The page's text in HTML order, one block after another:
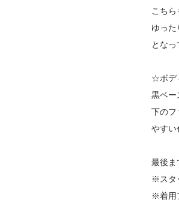
こち
ゆっ
となっ
☆ボデ
黒ベー
下のフ
やすい
最後ま
※スタ
※着用